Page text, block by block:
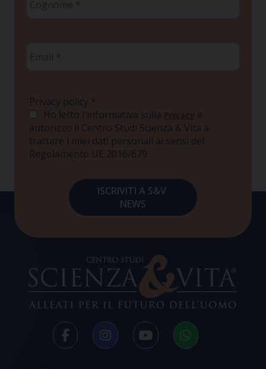
Privacy policy *
Ho letto l'informativa sulla Privacy e
autorizzo il Centro Studi Scienza & Vita a
trattare i miei dati personali ai sensi del
Regolamento UE 2016/679